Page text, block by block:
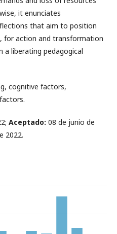
it enunciates
that aim to position
for action and transformation
a liberating pedagogical
cognitive factors,
Aceptado: 08 de junio de
2022.